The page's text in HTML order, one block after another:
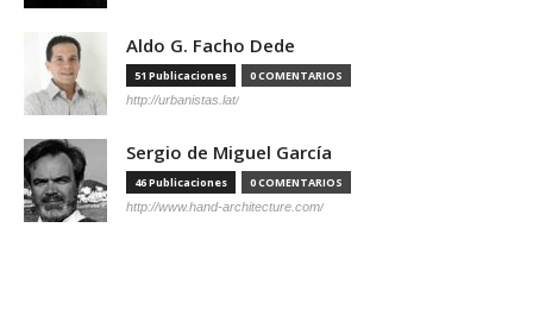
Aldo G. Facho Dede
51 Publicaciones 0 COMENTARIOS
http://urbanistas.lat/
Sergio de Miguel García
46 Publicaciones 0 COMENTARIOS
http://www.hand-architecture.com/